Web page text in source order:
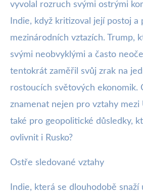
Rusko?
vyvolal rozruch svými ostrými
Indie, když kritizoval její postoj a
mezinárodních vztazích. Trump,
svými neobvyklými a často
tentokrát zaměřil svůj zrak na
rostoucích světových ekonomik.
znamenat nejen pro vztahy mezi
také pro geopolitické důsledky,
ovlivnit i Rusko?
Ostře sledované vztahy
Indie, která se dlouhodobě snaží